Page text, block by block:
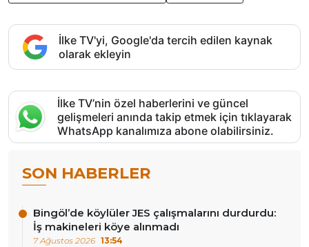
İlke TV'yi, Google'da tercih edilen kaynak
olarak ekleyin
İlke TV’nin özel haberlerini ve güncel
gelişmeleri anında takip etmek için tıklayarak
WhatsApp kanalımıza abone olabilirsiniz.
SON HABERLER
Bingöl’de köylüler JES çalışmalarını durdurdu:
İş makineleri köye alınmadı
7 Ağustos 2026 13:54